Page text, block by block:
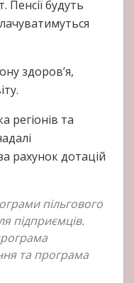
Пенсії будуть
здоровʼя,
регіонів та
рахунок дотацій
пільгового
підприємців.
та програма